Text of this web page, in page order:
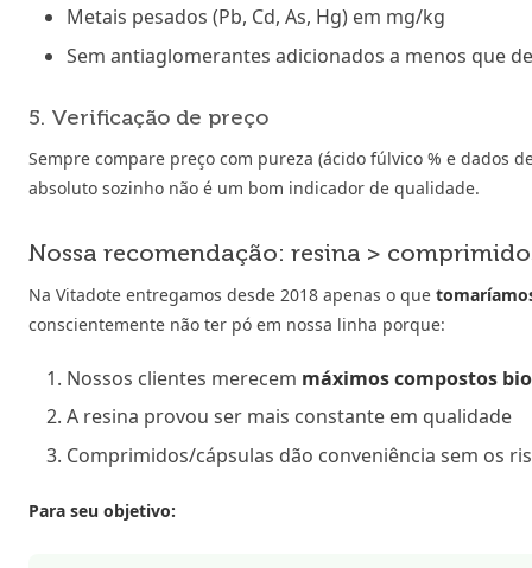
Metais pesados (Pb, Cd, As, Hg) em mg/kg
Sem antiaglomerantes adicionados a menos que
5. Verificação de preço
Sempre compare preço com pureza (ácido fúlvico % e dados
absoluto sozinho não é um bom indicador de qualidade.
Nossa recomendação: resina >
Na Vitadote entregamos desde 2018 apenas o que
conscientemente não ter pó em nossa linha porque:
Nossos clientes merecem máximos compostos
A resina provou ser mais constante em qualidade
Comprimidos/cápsulas dão conveniência sem os
Para seu objetivo: